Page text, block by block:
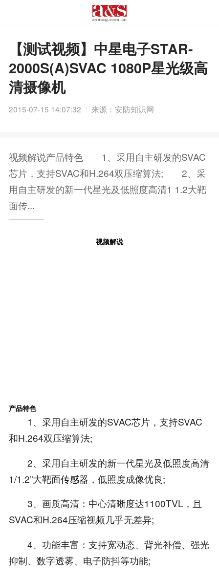
【测试视频】中星电子STAR-
2000S(A)SVAC 1080P星光级高
清摄像机
2015-07-15 14:07:32 来源：安防知识网
视频解说产品特色 1、采用自主研发的SVAC
芯片，支持SVAC和H.264双压缩算法; 2、采
用自主研发的新一代星光及低照度高清1 1.2大靶
面传...
视频解说
产品特色
1、采用自主研发的SVAC芯片，支持SVAC
和H.264双压缩算法;
2、采用自主研发的新一代星光及低照度高清
1/1.2”大靶面传感器 ，低照度成像优良;
3、画质高清：中心清晰度达1100TVL，且
SVAC和H.264压缩视频几乎无差异;
4、功能丰富：支持宽动态、背光补偿、强光
抑制、数字透雾、电子防抖等功能;